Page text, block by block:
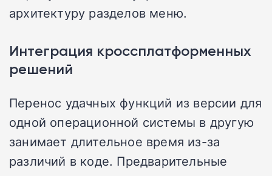
архитектуру разделов меню.
Интеграция кроссплатформенных
решений
Перенос удачных функций из версии для
одной операционной системы в другую
занимает длительное время из-за
различий в коде. Предварительные